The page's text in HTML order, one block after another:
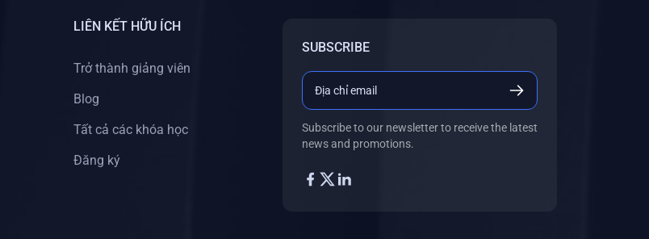
LIÊN KẾT HỮU ÍCH
Trở thành giảng viên
Blog
Tất cả các khóa học
Đăng ký
SUBSCRIBE
Subscribe to our newsletter to receive the latest
news and promotions.